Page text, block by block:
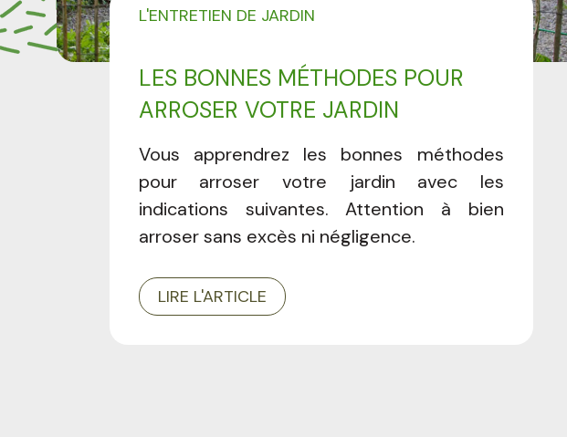
LES BONNES MÉTHODES POUR
ARROSER VOTRE JARDIN
L'ENTRETIEN DE JARDIN
Vous apprendrez les bonnes méthodes
pour arroser votre jardin avec les
indications suivantes. Attention à bien
arroser sans excès ni négligence.
LIRE L'ARTICLE